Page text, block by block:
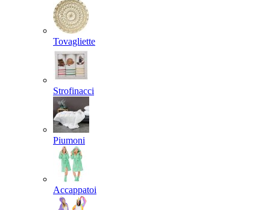
Tovagliette
Strofinacci
Piumoni
Accappatoi